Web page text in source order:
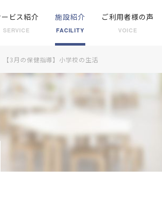
ービス紹介
SERVICE
施設紹介
FACILITY
ご利用者様の声
VOICE
【3月の保健指導】小学校の生活